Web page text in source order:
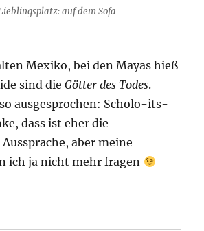
auf dem Sofa
Mexiko, bei den Mayas hieß
sind die Götter des Todes.
ausgesprochen: Scholo-its-
dass ist eher die
aber meine
ich ja nicht mehr fragen